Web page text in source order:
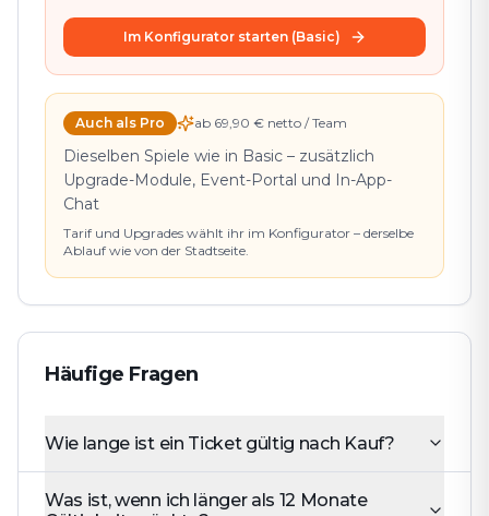
Im Konfigurator starten (Basic)
Auch als Pro ab 69,90 € netto / Team
Dieselben Spiele wie in Basic – zusätzlich
Upgrade-Module, Event-Portal und In-App-
Chat
Tarif und Upgrades wählt ihr im Konfigurator – derselbe
Ablauf wie von der Stadtseite.
Häufige Fragen
Wie lange ist ein Ticket gültig nach Kauf?
Was ist, wenn ich länger als 12 Monate